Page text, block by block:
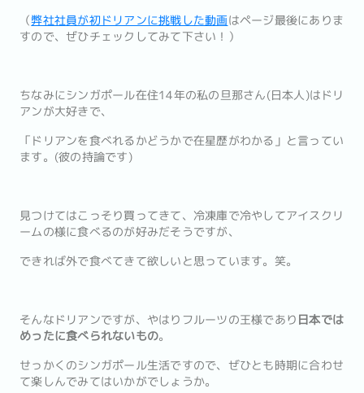
（弊社社員が初ドリアンに挑戦した動画はページ最後にありま
すので、ぜひチェックしてみて下さい！）
ちなみにシンガポール在住14年の私の旦那さん(日本人)はドリ
アンが大好きで、
「ドリアンを食べれるかどうかで在星歴がわかる」と言ってい
ます。(彼の持論です)
見つけてはこっそり買ってきて、冷凍庫で冷やしてアイスクリ
ームの様に食べるのが好みだそうですが、
できれば外で食べてきて欲しいと思っています。笑。
そんなドリアンですが、やはりフルーツの王様であり 日本では
めったに食べられないもの。
せっかくのシンガポール生活ですので、ぜひとも時期に合わせ
て楽しんでみてはいかがでしょうか。